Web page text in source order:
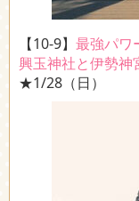
【10-9】 最強パワ
興玉神社と伊勢神
★1/28（日）